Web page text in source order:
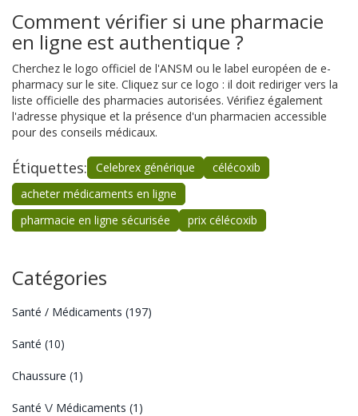
Comment vérifier si une pharmacie
en ligne est authentique ?
Cherchez le logo officiel de l'ANSM ou le label européen de e-
pharmacy sur le site. Cliquez sur ce logo : il doit rediriger vers la
liste officielle des pharmacies autorisées. Vérifiez également
l'adresse physique et la présence d'un pharmacien accessible
pour des conseils médicaux.
Étiquettes: Celebrex générique
célécoxib
acheter médicaments en ligne
pharmacie en ligne sécurisée
prix célécoxib
Catégories
Santé / Médicaments (197)
Santé (10)
Chaussure (1)
Santé \/ Médicaments (1)